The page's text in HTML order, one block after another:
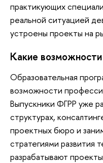
практикующих
реальной ситуацией
устроены проекты на
Какие
Образовательная
возможности
Выпускники ФГРР уже
структурах,
проектных бюро и
стратегиями развития
разрабатывают